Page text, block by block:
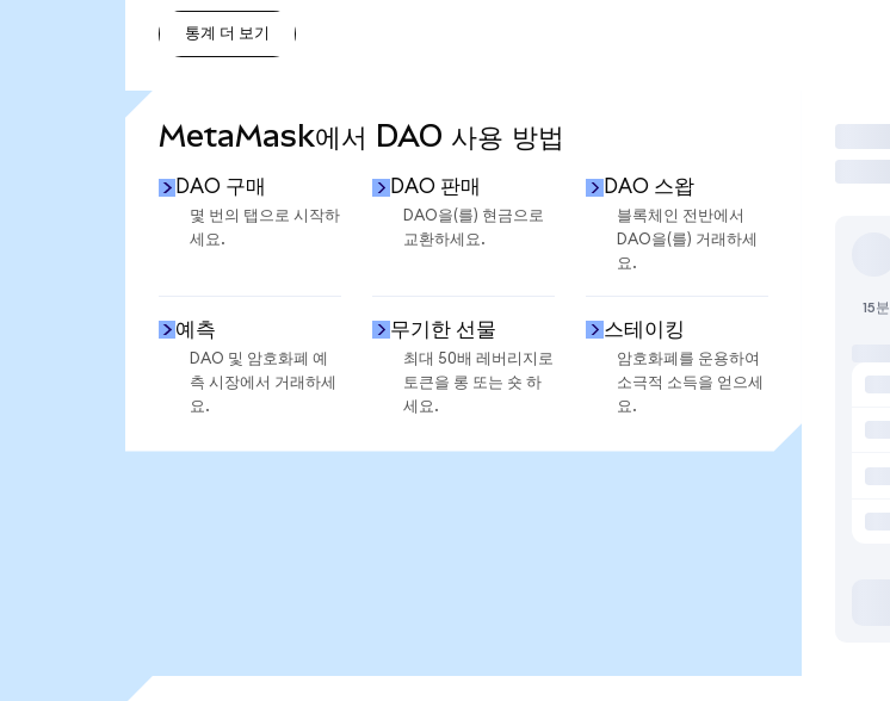
통계 더 보기
MetaMask에서 DAO 사용 방법
DAO 구매
몇 번의 탭으로 시작하
세요.
DAO 판매
DAO을(를) 현금으로
교환하세요.
DAO 스왑
블록체인 전반에서
DAO을(를) 거래하세
요.
예측
DAO 및 암호화폐 예
측 시장에서 거래하세
요.
무기한 선물
최대 50배 레버리지로
토큰을 롱 또는 숏 하
세요.
스테이킹
암호화폐를 운용하여
소극적 소득을 얻으세
요.
거래
15분